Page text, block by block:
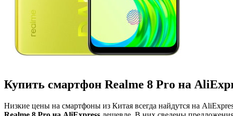
Купить смартфон Realme 8 Pro на
Низкие цены на смартфоны из Китая всегда найдутся на